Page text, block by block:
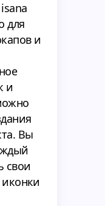
для
и
и
Вы
свои
иконки